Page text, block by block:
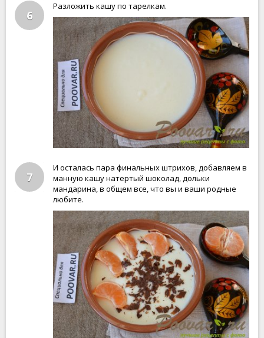
6
Разложить кашу по тарелкам.
7
И осталась пара финальных штрихов, добавляем в
манную кашу натертый шоколад, дольки
мандарина, в общем все, что вы и ваши родные
любите.